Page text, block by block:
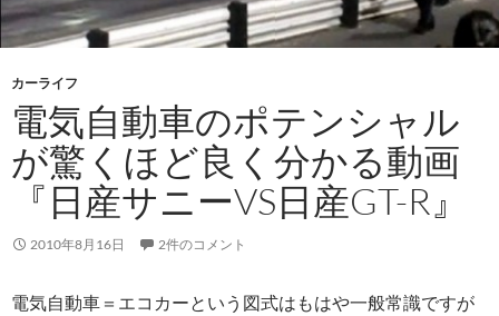
カーライフ
電気自動車のポテンシャル
が驚くほど良く分かる動画
『日産サニーVS日産GT-R』
2010年8月16日 2件のコメント
電気自動車＝エコカーという図式はもはや一般常識ですが